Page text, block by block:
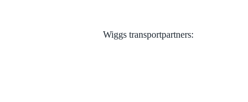
Wiggs transportpartners: